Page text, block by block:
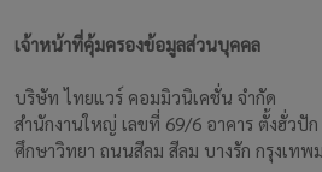
เจ้าหน้าที่คุ้มครองข้อมูลส่วนบุคคล
บริษัท ไทยแวร์ คอมมิวนิเคชั่น จำกัด
สำนักงานใหญ่ เลขที่ 69/6 อาคาร ตั้งฮั่วปั
ศึกษาวิทยา ถนนสีลม สีลม บางรัก กรุงเทพ